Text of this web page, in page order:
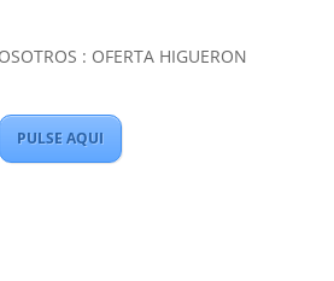
: OFERTA HIGUERON
PULSE AQUI